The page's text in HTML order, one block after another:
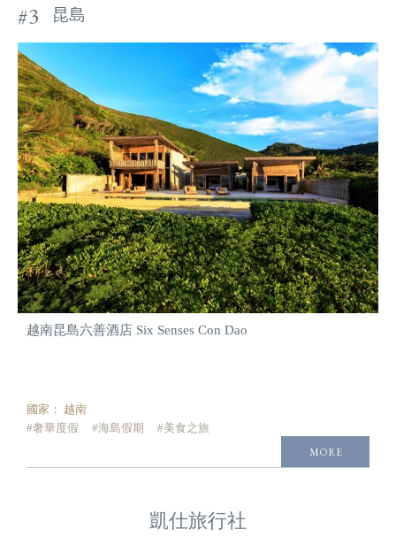
#3 昆島
越南昆島六善酒店 Six Senses Con Dao
國家： 越南
#奢華度假
#海島假期 #美食之旅
MORE
凱仕旅行社